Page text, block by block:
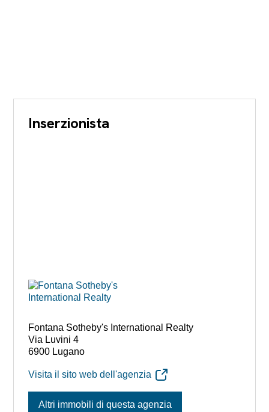
Inserzionista
Fontana Sotheby's International Realty
Via Luvini 4
6900 Lugano
Visita il sito web dell'agenzia
Altri immobili di questa agenzia